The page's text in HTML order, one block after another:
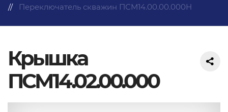
Переключатель скважин ПСМ14.00.00.000Н
Крышка
ПСМ14.02.00.000